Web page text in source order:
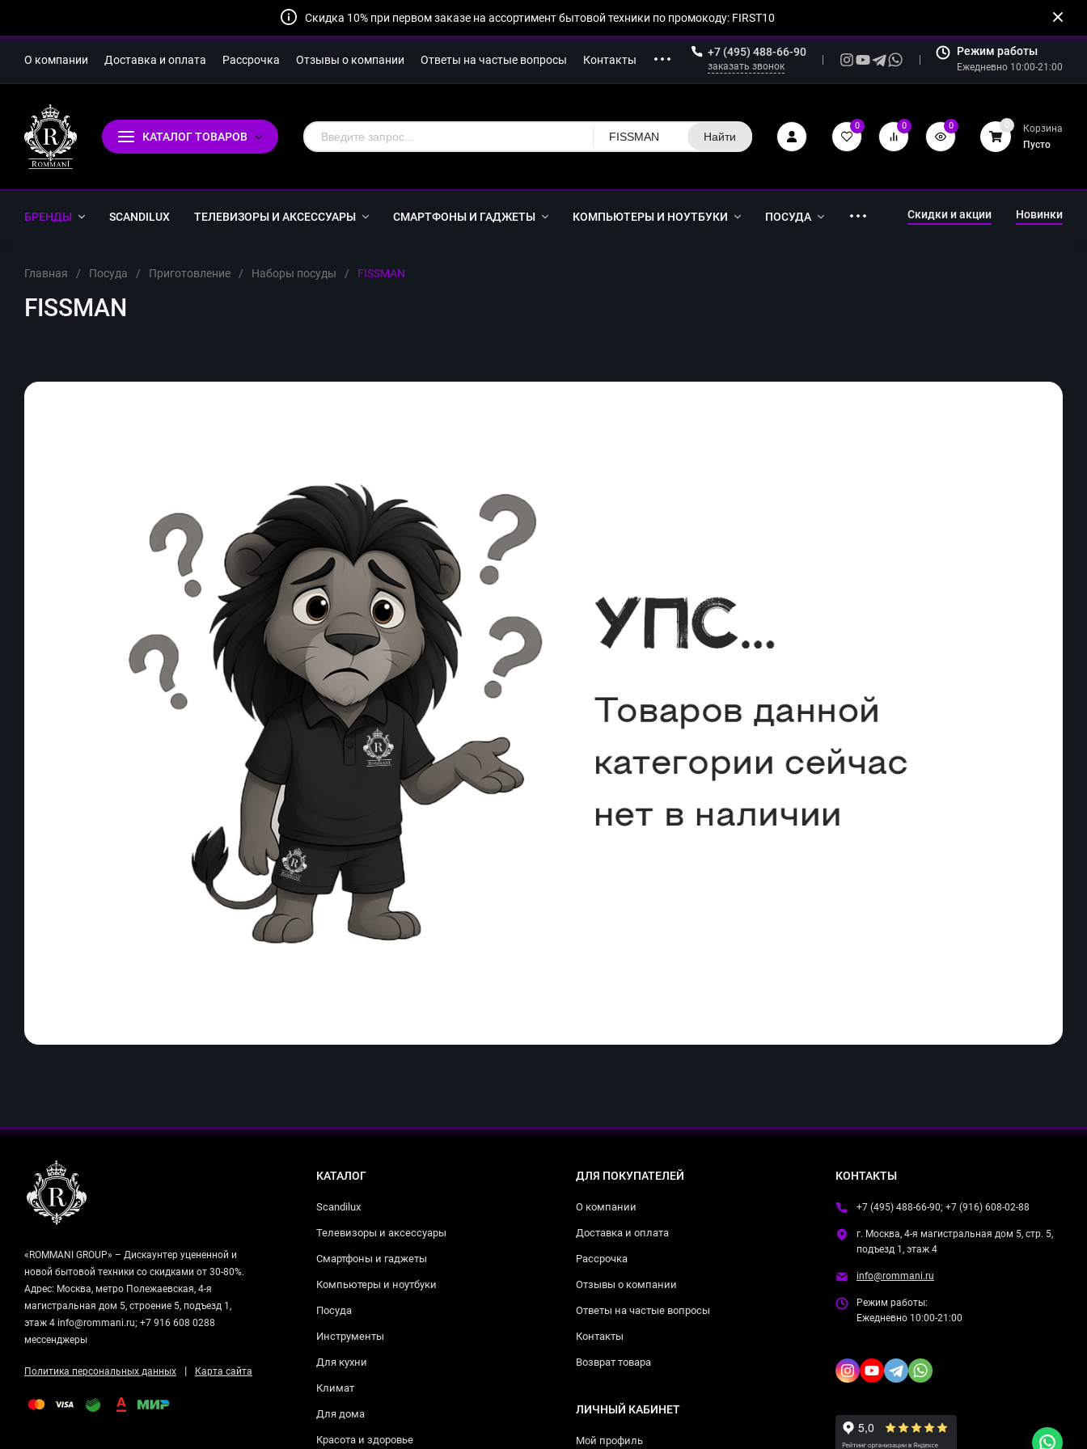
Скидка 10% при первом заказе на ассортимент бытовой техники по промокоду: FIRST10
О компании Доставка и оплата Рассрочка Отзывы о компании Ответы на частые вопросы Контакты
+7 (495) 488-66-90
заказать звонок
Режим работы
Ежедневно 10:00-21:00
КАТАЛОГ ТОВАРОВ FISSMAN Найти
0 0 0 0
Корзина
Пусто
БРЕНДЫ SCANDILUX ТЕЛЕВИЗОРЫ И АКСЕССУАРЫ СМАРТФОНЫ И ГАДЖЕТЫ КОМПЬЮТЕРЫ И НОУТБУКИ ПОСУДА Скидки и акции Новинки
Главная / Посуда / Приготовление / Наборы посуды / FISSMAN
FISSMAN
«ROMMANI GROUP» – Дискаунтер уцененной и
новой бытовой техники со скидками от 30-80%.
Адрес: Москва, метро Полежаевская, 4-я
магистральная дом 5, строение 5, подъезд 1,
этаж 4 info@rommani.ru; +7 916 608 0288
мессенджеры
Политика персональных данных | Карта сайта
КАТАЛОГ
Scandilux
Телевизоры и аксессуары
Смартфоны и гаджеты
Компьютеры и ноутбуки
Посуда
Инструменты
Для кухни
Климат
Для дома
Красота и здоровье
ДЛЯ ПОКУПАТЕЛЕЙ
О компании
Доставка и оплата
Рассрочка
Отзывы о компании
Ответы на частые вопросы
Контакты
Возврат товара
ЛИЧНЫЙ КАБИНЕТ
Мой профиль
КОНТАКТЫ
+7 (495) 488-66-90; +7 (916) 608-02-88
г. Москва, 4-я магистральная дом 5, стр. 5,
подъезд 1, этаж 4
info@rommani.ru
Режим работы:
Ежедневно 10:00-21:00